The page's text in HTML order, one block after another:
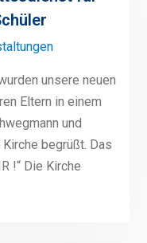
unsere neuen
Eltern in einem
und
begrüßt. Das
!“ Die Kirche